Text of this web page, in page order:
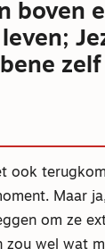
boven
zelf
ook
Maar
om ze
zou wel wat